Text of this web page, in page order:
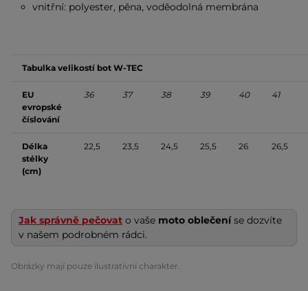
vnitřní: polyester, pěna, voděodolná membrána
Tabulka velikostí bot W-TEC
EU
evropské
číslování
36 37 38 39 40 41
Délka
stélky
(cm)
22,5 23,5 24,5 25,5 26 26,5
Jak správně pečovat o vaše moto oblečeníse dozvíte
v našem podrobném rádci.
Obrázky mají pouze ilustrativní charakter.